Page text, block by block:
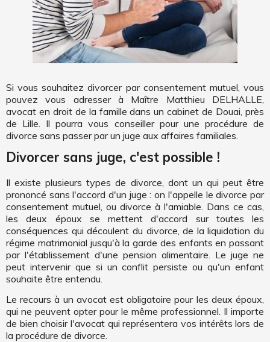
Si vous souhaitez divorcer par consentement mutuel, vous
pouvez vous adresser à Maître Matthieu DELHALLE,
avocat en droit de la famille dans un cabinet de Douai, près
de Lille. Il pourra vous conseiller pour une procédure de
divorce sans passer par un juge aux affaires familiales.
Divorcer sans juge, c'est possible !
Il existe plusieurs types de divorce, dont un qui peut être
prononcé sans l'accord d'un juge : on l'appelle le divorce par
consentement mutuel, ou divorce à l'amiable. Dans ce cas,
les deux époux se mettent d'accord sur toutes les
conséquences qui découlent du divorce, de la liquidation du
régime matrimonial jusqu'à la garde des enfants en passant
par l'établissement d'une pension alimentaire. Le juge ne
peut intervenir que si un conflit persiste ou qu'un enfant
souhaite être entendu.
Le recours à un avocat est obligatoire pour les deux époux,
qui ne peuvent opter pour le même professionnel. Il importe
de bien choisir l'avocat qui représentera vos intérêts lors de
la procédure de divorce.